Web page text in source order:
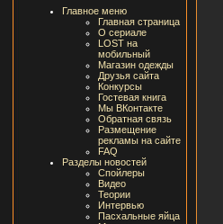
Главное меню
Главная страница
О сериале
LOST на
мобильный
Магазин одежды
Друзья сайта
Конкурсы
Гостевая книга
Мы ВКонтакте
Обратная связь
Размещение
рекламы на сайте
FAQ
Разделы новостей
Спойлеры
Видео
Теории
Интервью
Пасхальные яйца